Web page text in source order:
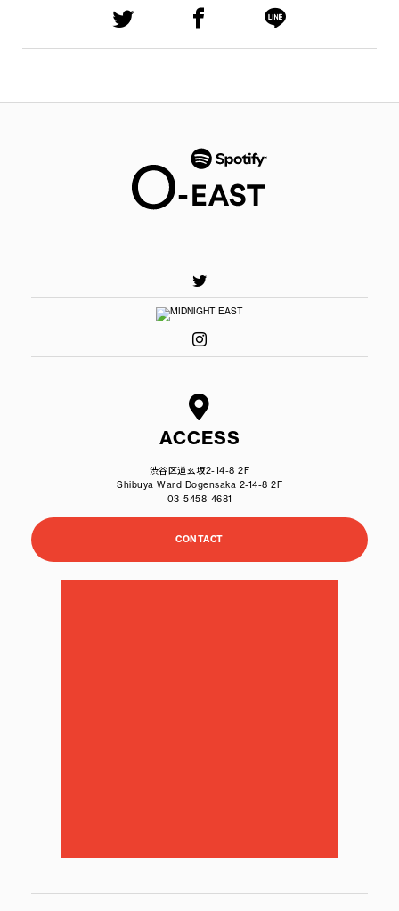
ACCESS
渋谷区道玄坂2-14-8 2F
Shibuya Ward Dogensaka 2-14-8 2F
03-5458-4681
CONTACT